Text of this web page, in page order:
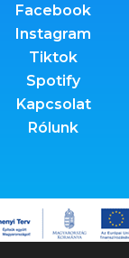
Facebook
Instagram
Tiktok
Spotify
Kapcsolat
Rólunk